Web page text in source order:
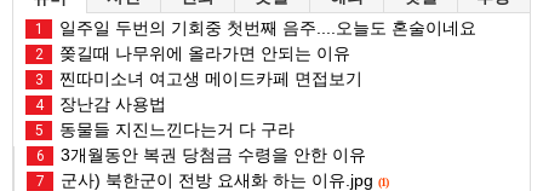
1 일주일 두번의 기회중 첫번째 음주....오늘도 혼술이네요
2 쫒길때 나무위에 올라가면 안되는 이유
3 찐따미소녀 여고생 메이드카페 면접보기
4 장난감 사용법
5 동물들 지진느낀다는거 다 구라
6 3개월동안 복권 당첨금 수령을 안한 이유
7 군사) 북한군이 전방 요새화 하는 이유.jpg (1)